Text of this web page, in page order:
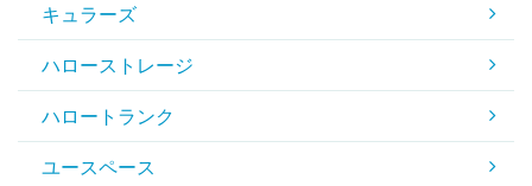
キュラーズ
ハローストレージ
ハロートランク
ユースペース